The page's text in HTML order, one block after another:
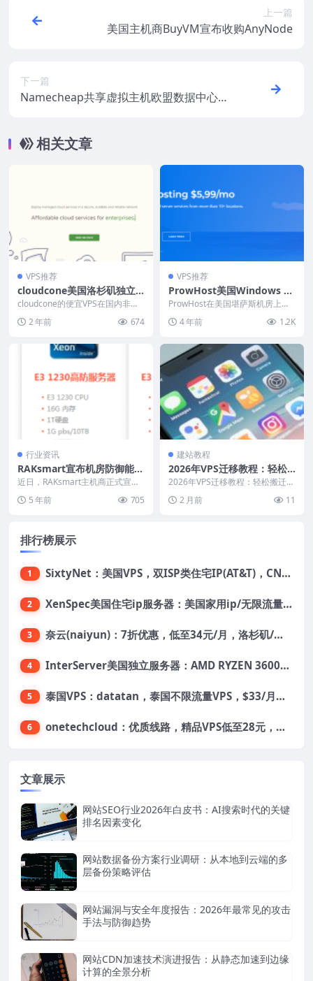
上一篇
美国主机商BuyVM宣布收购AnyNode
下一篇
Namecheap共享虚拟主机欧盟数据中心上
相关文章
VPS推荐
cloudcone美国洛杉矶独立
服务器：69美元/月起，无限
流量，支持支付宝/Paypal
cloudcone的便宜VPS在国内非常
是...2 年前 674
VPS推荐
ProwHost美国Windows V
PS：1核6G/50GB NVMe/5T
B月流量/8.42美元/首月，堪
萨斯机房
ProwHost在美国堪萨斯机房上线
于美...4 年前 1.2K
行业资讯
RAKsmart宣布机房防御能力
升级至300G
近日，RAKsmart主机商正式宣布
美国服务...
5 年前 705
建站教程
2026年VPS迁移教程：轻松
搬迁网站数据完整指南
2026年VPS迁移教程：轻松搬迁网
的经历：现在的...
2 月前 11
排行榜展示
1 SixtyNet：美国VPS，双ISP类住宅IP(AT&T)，CN2 GIA网络，超高DDoS防御，$14/月，2G内存/2核/40gSSD/5T流量/10Gbps带宽
2 XenSpec美国住宅ip服务器：美国家用ip/无限流量/10Gbps独享带宽/449美元/月起，支持支付宝
3 奈云(naiyun)：7折优惠，低至34元/月，洛杉矶/香港机房，三网CN2 GIA/CUII/高防保护，解锁Chatgpt/Tiktok
4 InterServer美国独立服务器：AMD RYZEN 3600X处理器，75美元/月，送40美元
5 泰国VPS：datatan，泰国不限流量VPS，$33/月，4G内存/3核/60gSSD
6 onetechcloud：优质线路，精品VPS低至28元，美国三网原生CN2 GIA（高防可选）、香港CN2、韩国CN2
文章展示
网站SEO行业2026年白皮书：AI搜索时代的关键
排名因素变化
网站数据备份方案行业调研：从本地到云端的多
层备份策略评估
网站漏洞与安全年度报告：2026年最常见的攻击
手法与防御趋势
网站CDN加速技术演进报告：从静态加速到边缘
计算的全景分析